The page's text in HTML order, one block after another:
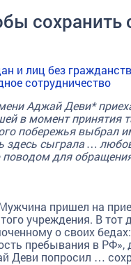
сохранить
и лиц без
сотрудничество
Аджай Деви*
в момент принятия
побережья выбрал
сыграла …
поводом для
пришел на
учреждения. В тот
о своих
пребывания в РФ»,
Деви попросил …